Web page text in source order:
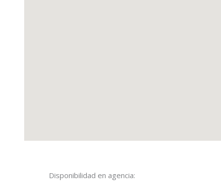
Disponibilidad en agencia: